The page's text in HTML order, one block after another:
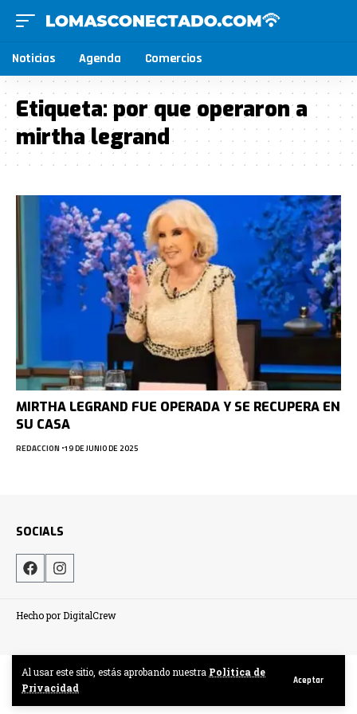
Al usar este sitio, estás aprobando nuestra Politica de
Privacidad
Aceptar
Noticias Agenda Comercios
Etiqueta:por que operaron a
mirtha legrand
MIRTHA LEGRAND FUE OPERADA Y SE RECUPERA EN
SU CASA
REDACCION 19 DE JUNIO DE 2025
SOCIALS
Hecho por DigitalCrew